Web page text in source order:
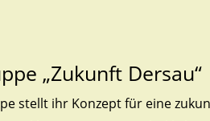
„Zukunft Dersau“
stellt ihr Konzept für eine